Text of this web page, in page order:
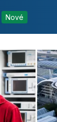
Nové